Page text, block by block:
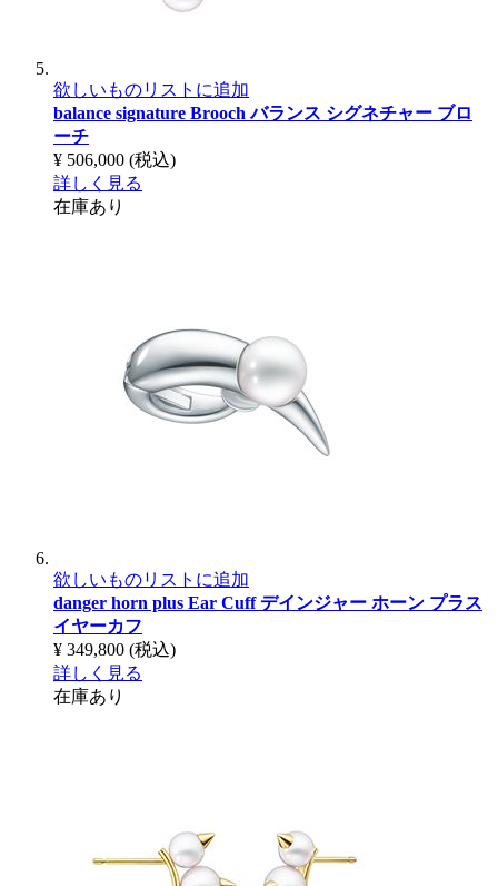
欲しいものリストに追加
balance signature Broochバランス シグネチャー ブロ
ーチ
¥ 506,000 (税込)
詳しく見る
在庫あり
欲しいものリストに追加
danger horn plus Ear Cuffデインジャー ホーン プラス
イヤーカフ
¥ 349,800 (税込)
詳しく見る
在庫あり